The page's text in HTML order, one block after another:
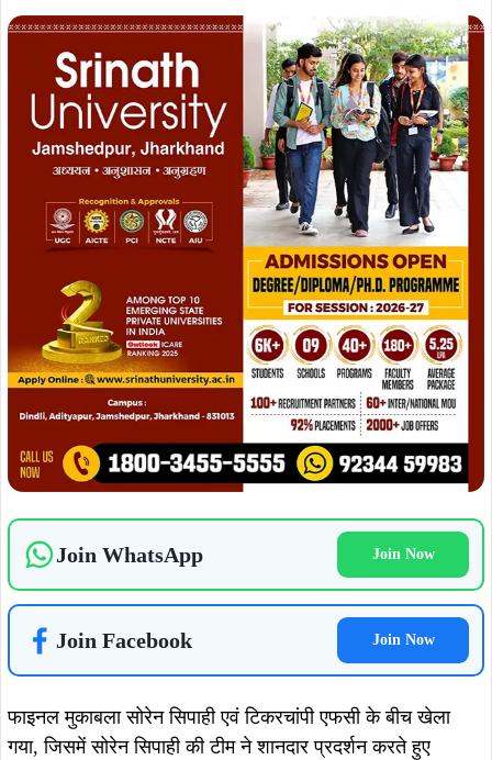
Join WhatsApp Join Now
Join Facebook Join Now
फाइनल मुकाबला सोरेन सिपाही एवं टिकरचांपी एफसी के बीच खेला
गया, जिसमें सोरेन सिपाही की टीम ने शानदार प्रदर्शन करते हुए